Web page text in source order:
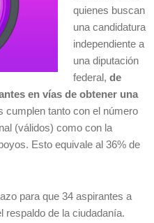
quienes buscan
una candidatura
independiente a
una diputación
federal, de
en vías de obtener una
cumplen tanto con el número
(válidos) como con la
Esto equivale al 36% de
para que 34 aspirantes a
respaldo de la ciudadanía.